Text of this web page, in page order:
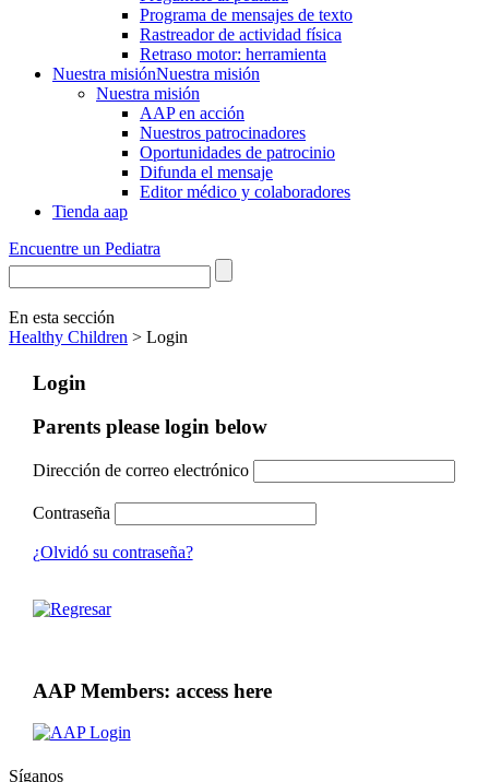
Programa de mensajes de texto
Rastre​​ador de activida​d física
Retraso motor: herramienta
Nuestra misiónNuestra misión
Nuestra misión
AAP en acción
Nuestros patrocinadores
Oportunidades de patrocinio
Difunda el mensaje
Editor médico y colaboradores
Tienda aap
Encuentre un Pediatra
En esta sección
Healthy Children > Login
Login
Parents please login below
Dirección de correo electrónico
Contraseña
¿Olvidó su contraseña?
AAP Members: access here
Síganos